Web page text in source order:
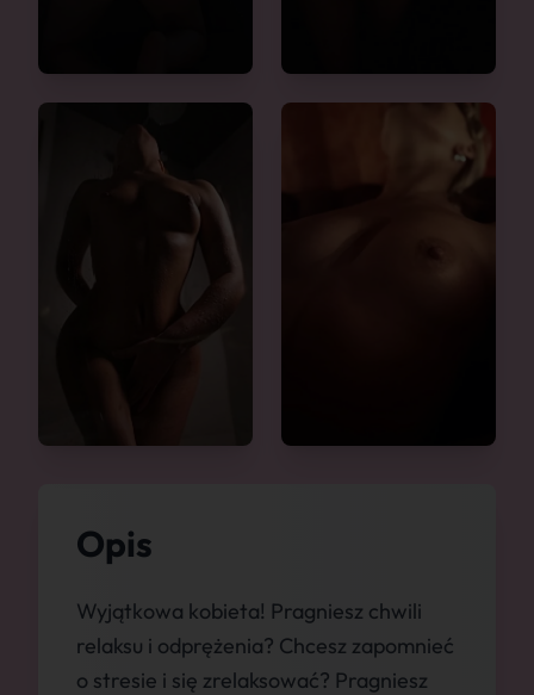
Opis
Wyjątkowa kobieta! Pragniesz chwili
relaksu i odprężenia? Chcesz zapomnieć
o stresie i się zrelaksować? Pragniesz